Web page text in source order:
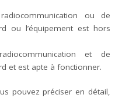
ou de
ou l’équipement est hors
et de
et est apte à fonctionner.
pouvez préciser en détail,